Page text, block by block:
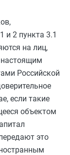
и 2 пункта 3.1
на лиц,
настоящим
Российской
если такие
объектом
это